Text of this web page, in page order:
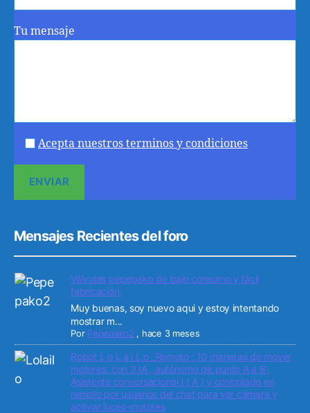
Tu mensaje
Acepta nuestros terminos y condiciones
Mensajes Recientes del foro
Válvulas pepepako de bajo consumo y fácil
fabricación.
Muy buenas, soy nuevo aqui y estoy intentando
mostrar m...
Por Pepepako2 , hace 3 meses
Robot L o L a i L o _Remoto : 10 maneras de mover
motores. con 3 IA , autónomo de punto A a B ,
Asistente conversacional ( I A ) y controlado en
remoto por usuarios del chat para ver cámara y
activar luces-motores